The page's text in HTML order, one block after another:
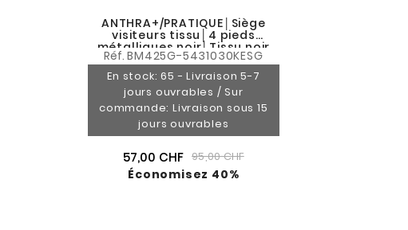
ANTHRA+/PRATIQUE│Siège
visiteurs tissu│4 pieds
métalliques noir│Tissu noir
Réf.BM425G-5431030KESG
En stock: 65 - Livraison 5-7
jours ouvrables / Sur
commande: Livraison sous 15
jours ouvrables
57,00 CHF 95,00 CHF
Économisez 40%